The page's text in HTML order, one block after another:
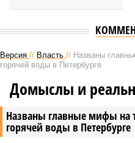
Версия // Власть // Названы
горячей воды в Петербурге
Названы главные мифы на
горячей воды в Петербурге
Домыслы и